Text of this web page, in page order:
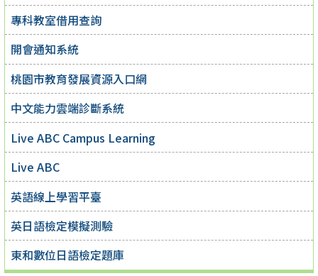
專科教室借用查詢
開會通知系統
桃園市教育發展資源入口網
中文能力雲端診斷系統
Live ABC Campus Learning
Live ABC
英語線上學習平臺
英日語檢定模擬測驗
東和數位日語檢定題庫